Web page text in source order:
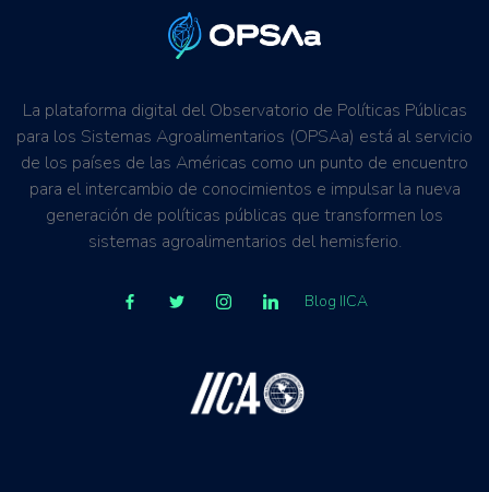
La plataforma digital del Observatorio de Políticas Públicas
para los Sistemas Agroalimentarios (OPSAa) está al servicio
de los países de las Américas como un punto de encuentro
para el intercambio de conocimientos e impulsar la nueva
generación de políticas públicas que transformen los
sistemas agroalimentarios del hemisferio.
Blog IICA